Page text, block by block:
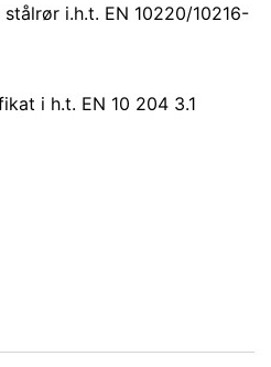
i.h.t. EN 10220/10216-
i h.t. EN 10 204 3.1